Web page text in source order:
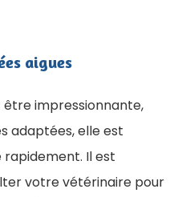
aigues
être impressionnante,
adaptées, elle est
Il est
votre vétérinaire pour